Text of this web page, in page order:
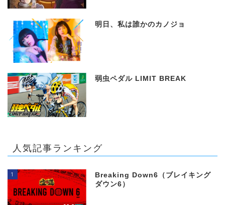
明日、私は誰かのカノジョ
弱虫ペダル LIMIT BREAK
人気記事ランキング
1
Breaking Down6（ブレイキング
ダウン6）